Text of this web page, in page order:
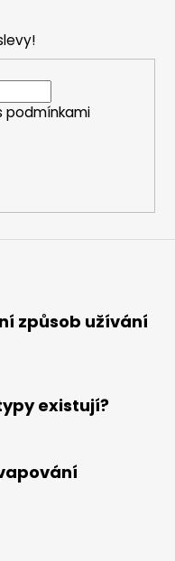
podmínkami
způsob užívání
existují?